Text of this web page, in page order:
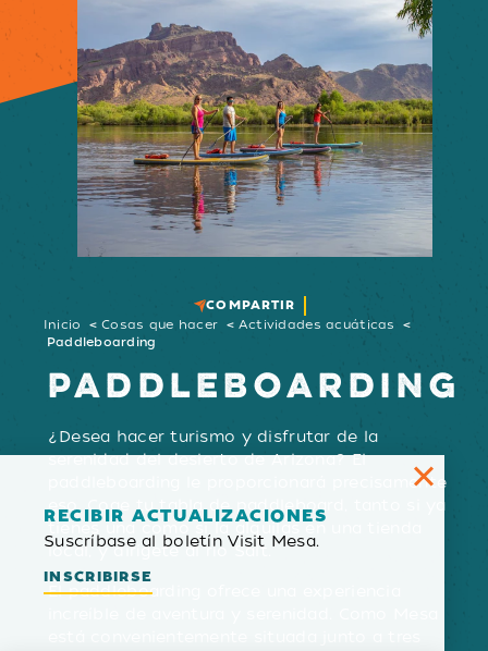
COMPARTIR
Inicio
Cosas que hacer
Actividades acuáticas
Paddleboarding
PADDLEBOARDING
¿Desea hacer turismo y disfrutar de la
serenidad del desierto de Arizona? El
paddleboarding le proporcionará precisamente
eso. Coge tu tabla de paddleboard, tanto si ya
tienes una como si la alquilas en una tienda
local, y dirígete al río Salt.
El paddleboarding ofrece una experiencia
RECIBIR ACTUALIZACIONES
Suscríbase al boletín Visit Mesa.
INSCRIBIRSE